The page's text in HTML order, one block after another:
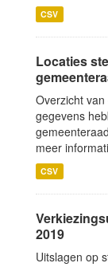
CSV
Locaties
Overzicht
gegevens
meer
CSV
2019
Uitslagen op